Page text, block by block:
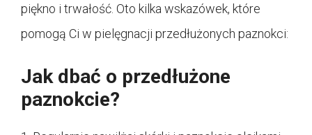
piękno i trwałość. Oto kilka wskazówek, które
pomogą Ci w pielęgnacji przedłużonych paznokci:
Jak dbać o przedłużone
paznokcie?